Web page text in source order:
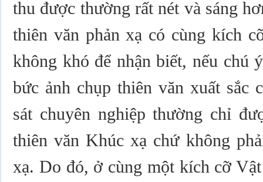
thu được thường rất nét và sáng
thiên văn phản xạ có cùng kích
không khó để nhận biết, nếu chú
bức ảnh chụp thiên văn xuất sắc
sát chuyên nghiệp thường chỉ
thiên văn Khúc xạ chứ không
xạ. Do đó, ở cùng một kích cỡ